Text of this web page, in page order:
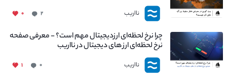
چیست؟
نااریب ۲ ۰
چرا نرخ لحظه‌ای ارزدیجیتال مهم است؟ - معرفی صفحه
نرخ لحظه‌ای ارز های دیجیتال در نااریب
نااریب ۰ ۱